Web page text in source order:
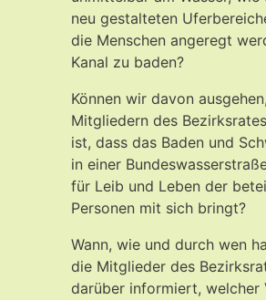
neu gestalteten
die Menschen angeregt
Kanal zu baden?
Können wir davon
Mitgliedern des
ist, dass das Baden und
in einer
für Leib und Leben der
Personen mit sich bringt?
Wann, wie und durch wen
die Mitglieder des
darüber informiert, welcher